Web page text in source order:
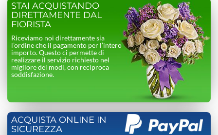
STAI ACQUISTANDO
DIRETTAMENTE DAL
FIORISTA
Riceviamo noi direttamente sia
l’ordine che il pagamento per l’intero
importo. Questo ci permette di
realizzare il servizio richiesto nel
migliore dei modi, con reciproca
soddisfazione.
ACQUISTA ONLINE IN
SICUREZZA